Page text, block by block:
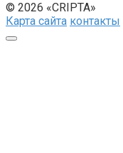
© 2026 «CRIPTA»
Карта сайта контакты